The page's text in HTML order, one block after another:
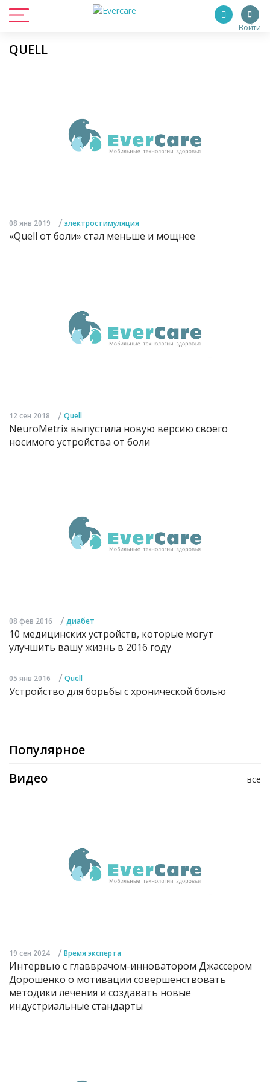
Войти
QUELL
08 янв 2019 / электростимуляция
«Quell от боли» стал меньше и мощнее
12 сен 2018 / Quell
NeuroMetrix выпустила новую версию своего
носимого устройства от боли
08 фев 2016 / диабет
10 медицинских устройств, которые могут
улучшить вашу жизнь в 2016 году
05 янв 2016 / Quell
Устройство для борьбы с хронической болью
Популярное
все
Видео
19 сен 2024 / Время эксперта
Интервью с главврачом-инноватором Джассером
Дорошенко о мотивации совершенствовать
методики лечения и создавать новые
индустриальные стандарты